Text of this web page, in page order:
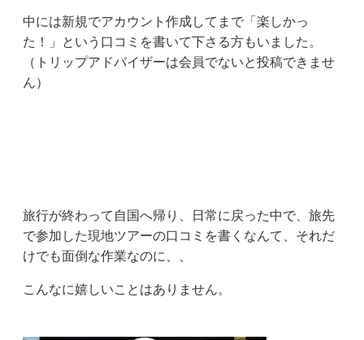
中には新規でアカウント作成してまで「楽しかっ
た！」という口コミを書いて下さる方もいました。
（トリップアドバイザーは会員でないと投稿できませ
ん）
旅行が終わって自国へ帰り、日常に戻った中で、旅先
で参加した現地ツアーの口コミを書くなんて、それだ
けでも面倒な作業なのに、、
こんなに嬉しいことはありません。